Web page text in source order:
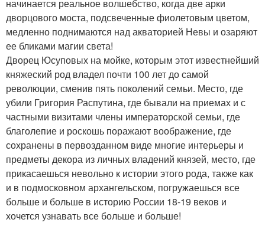
начинается реальное волшебство, когда две арки
дворцового моста, подсвеченные фиолетовым цветом,
медленно поднимаются над акваторией Невы и озаряют
ее бликами магии света!
Дворец Юсуповых на мойке, которым этот известнейший
княжеский род владел почти 100 лет до самой
революции, сменив пять поколений семьи. Место, где
убили Григория Распутина, где бывали на приемах и с
частными визитами члены императорской семьи, где
благолепие и роскошь поражают воображение, где
сохранены в первозданном виде многие интерьеры и
предметы декора из личных владений князей, место, где
прикасаешься невольно к истории этого рода, также как
и в подмосковном архангельском, погружаешься все
больше и больше в историю России 18-19 веков и
хочется узнавать все больше и больше!